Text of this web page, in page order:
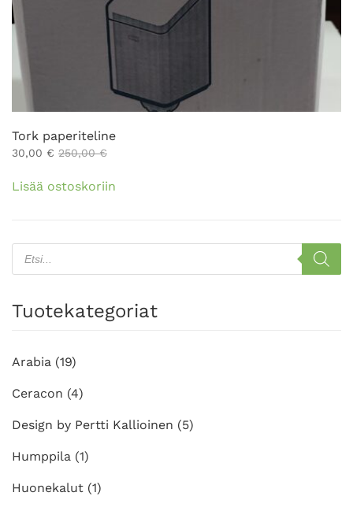
Tork paperiteline
30,00 € 250,00€
Lisää ostoskoriin
Products
search
Tuotekategoriat
Arabia (19)
Ceracon (4)
Design by Pertti Kallioinen (5)
Humppila (1)
Huonekalut (1)